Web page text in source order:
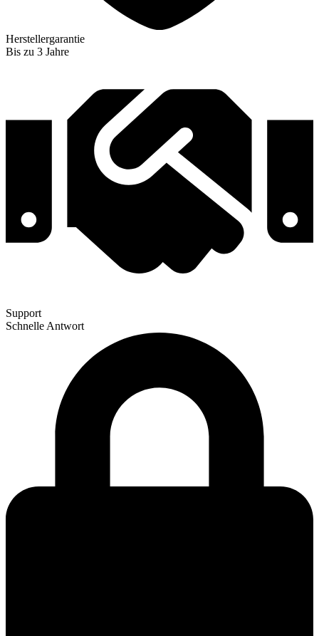
Herstellergarantie
Bis zu 3 Jahre
Support
Schnelle Antwort